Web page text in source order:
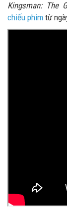
Kingsman: The
chiếu phim từ